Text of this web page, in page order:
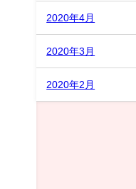
2020年4月
2020年3月
2020年2月